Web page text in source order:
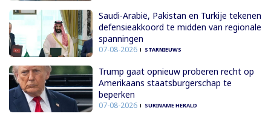
Saudi-Arabië, Pakistan en Turkije tekenen
defensieakkoord te midden van regionale
spanningen
07-08-2026 STARNIEUWS
Trump gaat opnieuw proberen recht op
Amerikaans staatsburgerschap te
beperken
07-08-2026 SURINAME HERALD